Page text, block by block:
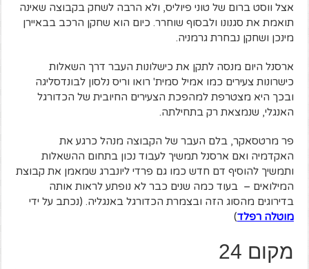
אצל ווסט ברום של טוני פיוליס, ולא הרבה לשחק בקבוצה שאינה
תואמת את סגנונו ולבסוף שוחרר. כיום הוא שחקן הרכב בבאיירן
מינכן ושחקן נבחרת גרמניה.
ארסנל היום מנסה לתקן את כישלונות העבר דרך השאלות
כישרונות צעירים כמו אמיל סמית' רואו וריס נלסון לבונדסליגה
ובכך היא מצטרפת למהפכת הצעירים החיובית של הכדורגל
האנגלי, שנמצאת רק בתחילתה.
פר מרטסאקר, בלם העבר של הקבוצה מנהל כרגע את
האקדמיה ואם ארסנל תמשיך לעבוד נכון בתחום ההשאלות
ותמשיך להוסיף דם חדש כמו גם פרדי ליונברג שמאמן את קבוצת
המילואים – בעוד כמה שנים כבר לא נופתע לראות אותה
בדירוגים מהסוג הזה ובצמרת הכדורגל באנגליה. (נכתב על ידי
מוטלה רפלד)
מקום 24